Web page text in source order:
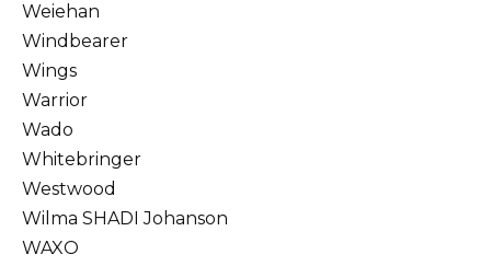
Weiehan
Windbearer
Wings
Warrior
Wado
Whitebringer
Westwood
Wilma SHADI Johanson
WAXO